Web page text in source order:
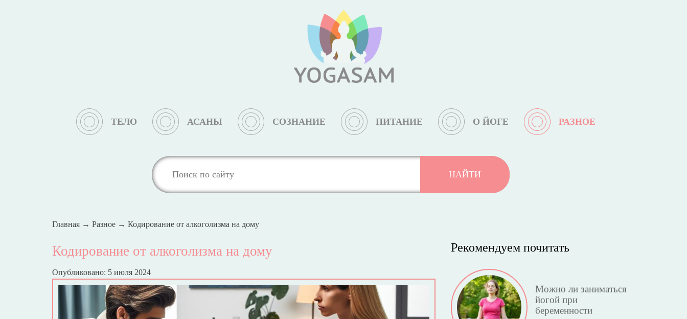
ТЕЛО АСАНЫ СОЗНАНИЕ ПИТАНИЕ О ЙОГЕ РАЗНОЕ
Главная → Разное → Кодирование от алкоголизма на дому
Кодирование от алкоголизма на дому
Опубликовано: 5 июля 2024
Рекомендуем почитать
йогой при
беременности
SQLITE NOT INSTALLED